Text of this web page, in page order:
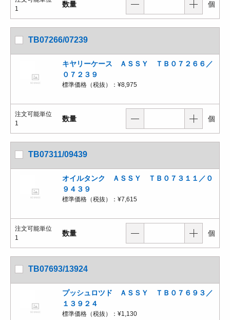
1
数量 個
TB07266/07239
キヤリーケース ＡＳＳＹ ＴＢ０７２６６／
０７２３９
標準価格（税抜）： ¥8,975
注文可能単位
1
数量 個
TB07311/09439
オイルタンク ＡＳＳＹ ＴＢ０７３１１／０
９４３９
標準価格（税抜）： ¥7,615
注文可能単位
1
数量 個
TB07693/13924
プッシュロツド ＡＳＳＹ ＴＢ０７６９３／
１３９２４
標準価格（税抜）： ¥1,130